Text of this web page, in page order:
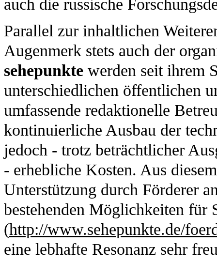
auch die russische
Parallel zur inhaltlichen
Augenmerk stets auch der
sehepunkte werden seit ihrem
unterschiedlichen öffentlichen
umfassende redaktionelle
kontinuierliche Ausbau der
jedoch - trotz beträchtlicher
- erhebliche Kosten. Aus
Unterstützung durch Förderer
bestehenden Möglichkeiten für
(http://www.sehepunkte.de/
eine lebhafte Resonanz sehr